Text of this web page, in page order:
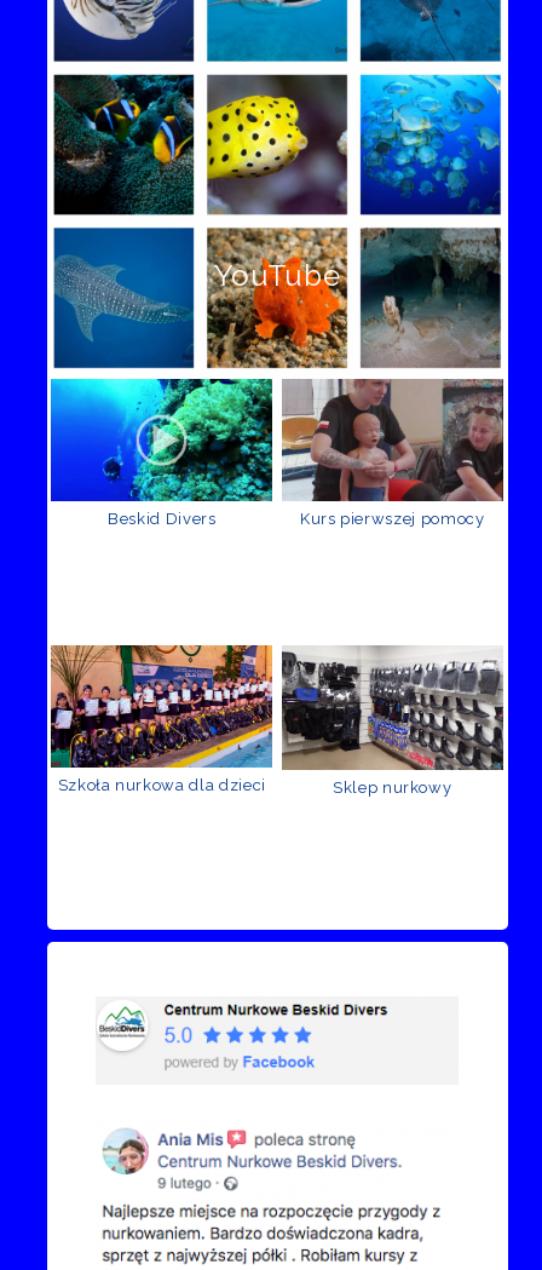
YouTube
Beskid Divers Kurs pierwszej pomocy
Szkoła nurkowa dla dzieci Sklep nurkowy